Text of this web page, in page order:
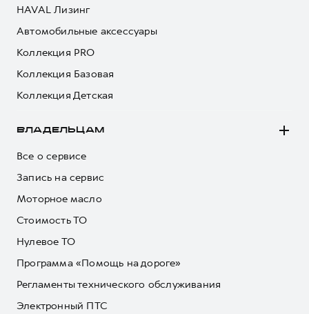
HAVAL Лизинг
Автомобильные аксессуары
Коллекция PRO
Коллекция Базовая
Коллекция Детская
ВЛАДЕЛЬЦАМ
Все о сервисе
Запись на сервис
Моторное масло
Стоимость ТО
Нулевое ТО
Программа «Помощь на дороге»
Регламенты технического обслуживания
Электронный ПТС